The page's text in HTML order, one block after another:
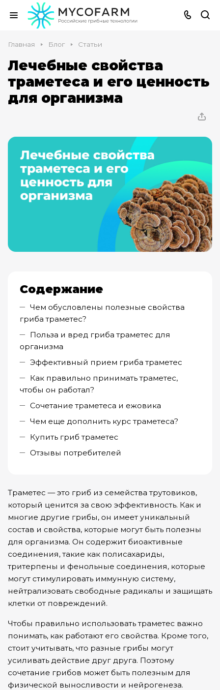
Главная Блог Статьи
Лечебные свойства
траметеса и его ценность
для организма
Содержание
Чем обусловлены полезные свойства
гриба траметес?
Польза и вред гриба траметес для
организма
Эффективный прием гриба траметес
Как правильно принимать траметес,
чтобы он работал?
Сочетание траметеса и ежовика
Чем еще дополнить курс траметеса?
Купить гриб траметес
Отзывы потребителей
Траметес — это гриб из семейства трутовиков,
который ценится за свою эффективность. Как и
многие другие грибы, он имеет уникальный
состав и свойства, которые могут быть полезны
для организма. Он содержит биоактивные
соединения, такие как полисахариды,
тритерпены и фенольные соединения, которые
могут стимулировать иммунную систему,
нейтрализовать свободные радикалы и защищать
клетки от повреждений.
Чтобы правильно использовать траметес важно
понимать, как работают его свойства. Кроме того,
стоит учитывать, что разные грибы могут
усиливать действие друг друга. Поэтому
сочетание грибов может быть полезным для
физической выносливости и нейрогенеза.